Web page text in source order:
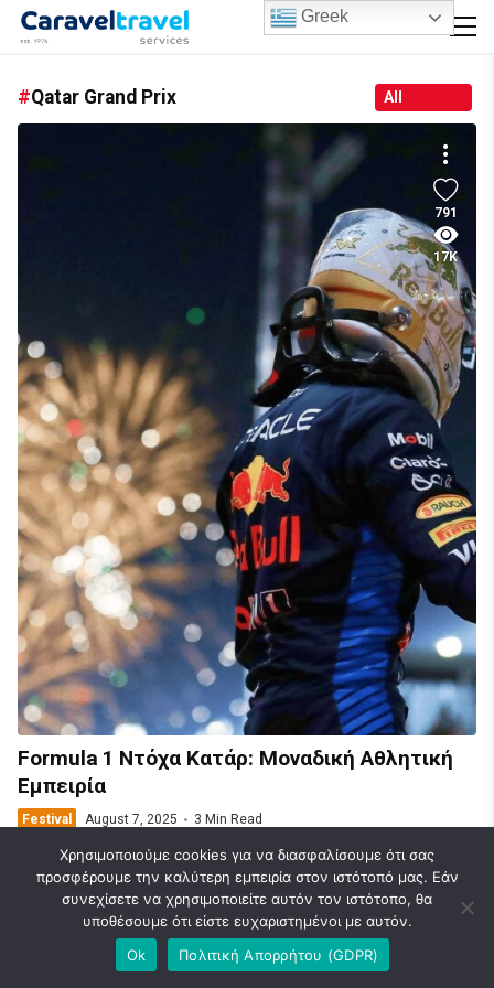
Qatar Grand Prix All
791
17K
Formula 1 Ντόχα Κατάρ: Μοναδική Αθλητική
Εμπειρία
Festival August 7, 2025 3 Min Read
© 2026 Caravel Travel Blog | Ideas | News. Designed & Developed by
Greek
Χρησιμοποιούμε cookies για να διασφαλίσουμε ότι σας
προσφέρουμε την καλύτερη εμπειρία στον ιστότοπό μας. Εάν
συνεχίσετε να χρησιμοποιείτε αυτόν τον ιστότοπο, θα
υποθέσουμε ότι είστε ευχαριστημένοι με αυτόν.
Ok
Πολιτική Απορρήτου (GDPR)